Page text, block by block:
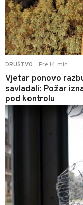
DRUŠTVO Pre 14 min
Vjetar ponovo
savladali: Požar
pod kontrolu